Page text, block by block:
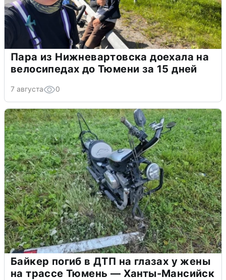
Пара из Нижневартовска доехала на
велосипедах до Тюмени за 15 дней
7 августа 0
Байкер погиб в ДТП на глазах у жены
на трассе Тюмень — Ханты-Мансийск